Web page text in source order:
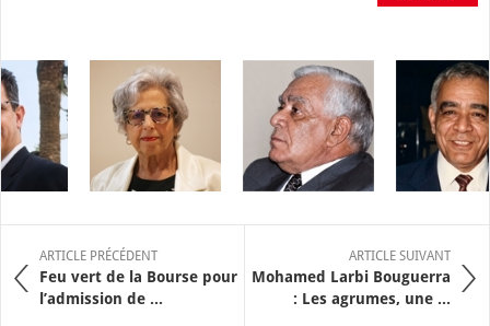
ARTICLE PRÉCÉDENT
Feu vert de la Bourse pour
l’admission de ...
ARTICLE SUIVANT
Mohamed Larbi Bouguerra
: Les agrumes, une ...